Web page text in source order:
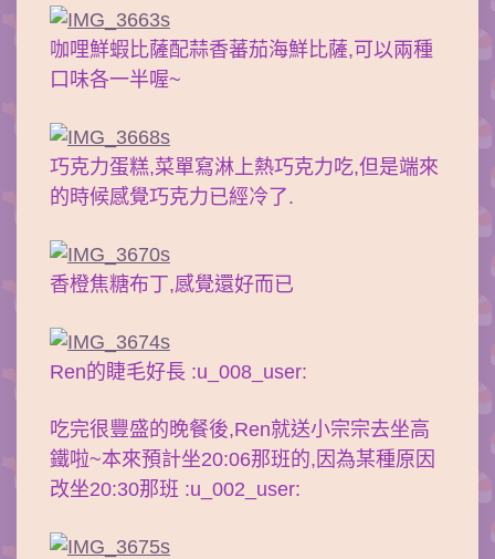
咖哩鮮蝦比薩配蒜香蕃茄海鮮比薩,可以兩種
口味各一半喔~
巧克力蛋糕,菜單寫淋上熱巧克力吃,但是端來
的時候感覺巧克力已經冷了.
香橙焦糖布丁,感覺還好而已
Ren的睫毛好長 :u_008_user:
吃完很豐盛的晚餐後,Ren就送小宗宗去坐高
鐵啦~本來預計坐20:06那班的,因為某種原因
改坐20:30那班 :u_002_user: